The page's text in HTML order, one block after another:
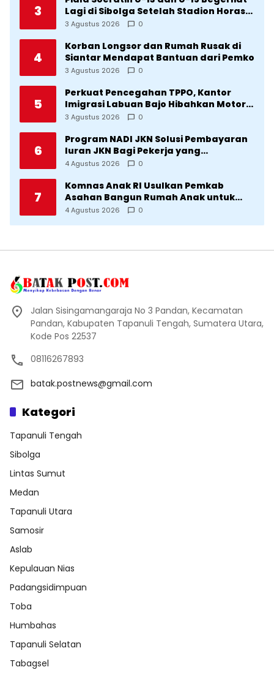
3
Lagi di Sibolga Setelah Stadion Horas
Direvitalisasi Wali Kota
3 Agustus 2026 0
4
Korban Longsor dan Rumah Rusak di
Siantar Mendapat Bantuan dari Pemko
3 Agustus 2026 0
5
Perkuat Pencegahan TPPO, Kantor
Imigrasi Labuan Bajo Hibahkan Motor
Operasional ke Lima Desa di
3 Agustus 2026 0
6
Program NADI JKN Solusi Pembayaran
Iuran JKN Bagi Pekerja yang
Penghasilannya Tidak Tetap
4 Agustus 2026 0
7
Komnas Anak RI Usulkan Pemkab
Asahan Bangun Rumah Anak untuk
Korban Kekerasan
4 Agustus 2026 0
Jalan Sisingamangaraja No 3 Pandan, Kecamatan
Pandan, Kabupaten Tapanuli Tengah, Sumatera Utara,
Kode Pos 22537
08116267893
batak.postnews@gmail.com
Kategori
Tapanuli Tengah
Sibolga
Lintas Sumut
Medan
Tapanuli Utara
Samosir
Aslab
Kepulauan Nias
Padangsidimpuan
Toba
Humbahas
Tapanuli Selatan
Tabagsel